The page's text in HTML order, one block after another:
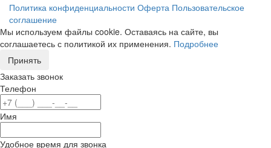
Политика конфиденциальности Оферта Пользовательское
соглашение
Мы используем файлы cookie. Оставаясь на сайте, вы
соглашаетесь с политикой их применения. Подробнее
Принять
Заказать звонок
Телефон
Имя
Удобное время для звонка